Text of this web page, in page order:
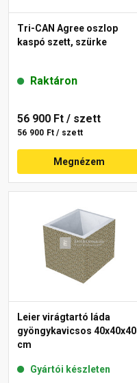
Tri-CAN Agree oszlop
kaspó szett, szürke
Raktáron
56 900 Ft / szett
56 900 Ft / szett
Megnézem
Leier virágtartó láda
gyöngykavicsos 40x40x40
cm
Gyártói készleten